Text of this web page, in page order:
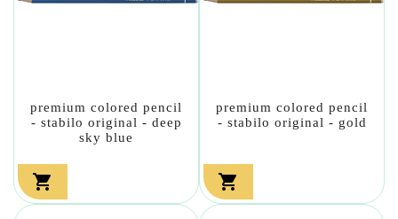
premium colored pencil
- stabilo original - deep
sky blue

premium colored pencil
- stabilo original - gold
